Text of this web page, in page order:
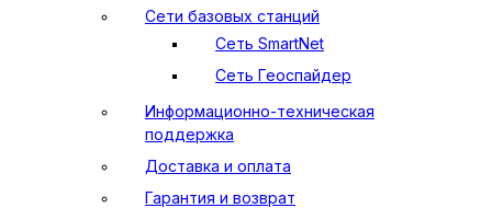
Сети базовых станций
Сеть SmartNet
Сеть Геоспайдер
Информационно-техническая
поддержка
Доставка и оплата
Гарантия и возврат